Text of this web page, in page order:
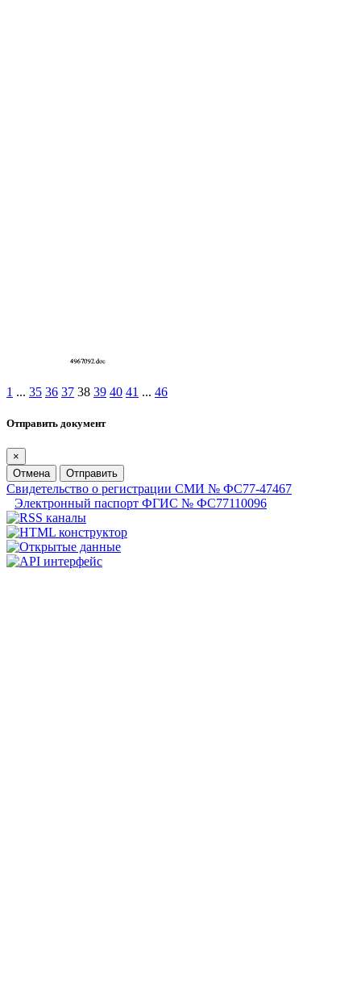
1 ... 35 36 37 38 39 40 41 ... 46
Отправить документ
×
Отмена
Отправить
Свидетельство о регистрации СМИ № ФС77-47467
Электронный паспорт ФГИС № ФС77110096